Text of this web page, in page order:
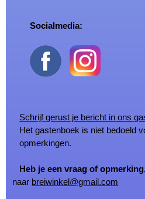
Socialmedia:
Schrijf gerust je bericht in ons
Het gastenboek is niet bedoeld
opmerkingen.
Heb je een vraag of
naar breiwinkel@gmail.com